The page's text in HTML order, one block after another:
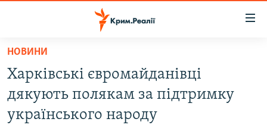
Перейти
основного
матеріалу
Перейти
до
ВОДА.КРИМ
ВІДЕО ТА ФОТО
НОВИНИ
Харківські євромайданівці
дякують полякам за підтримку
українського народу